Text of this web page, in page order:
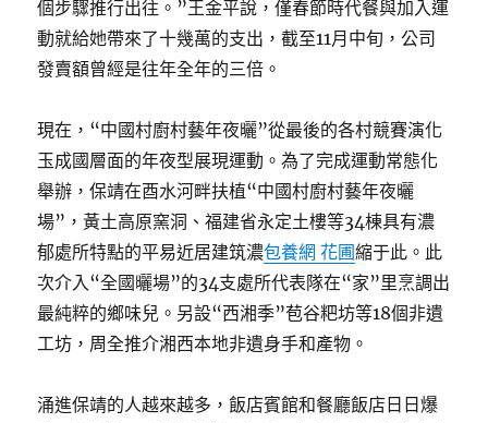
個步驟推行出往。”王金平說，僅春節時代餐與加入運
動就給她帶來了十幾萬的支出，截至11月中旬，公司
發賣額曾經是往年全年的三倍。
現在，“中國村廚村藝年夜曬”從最後的各村競賽演化
玉成國層面的年夜型展現運動。為了完成運動常態化
舉辦，保靖在酉水河畔扶植“中國村廚村藝年夜曬
場”，黃土高原窯洞、福建省永定土樓等34棟具有濃
郁處所特點的平易近居建筑濃包養網 花圃縮于此。此
次介入“全國曬場”的34支處所代表隊在“家”里烹調出
最純粹的鄉味兒。另設“西湘季”苞谷粑坊等18個非遺
工坊，周全推介湘西本地非遺身手和產物。
涌進保靖的人越來越多，飯店賓館和餐廳飯店日日爆